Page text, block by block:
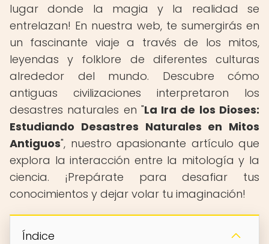
lugar donde la magia y la realidad se
entrelazan! En nuestra web, te sumergirás en
un fascinante viaje a través de los mitos,
leyendas y folklore de diferentes culturas
alrededor del mundo. Descubre cómo
antiguas civilizaciones interpretaron los
desastres naturales en "La Ira de los Dioses:
Estudiando Desastres Naturales en Mitos
Antiguos", nuestro apasionante artículo que
explora la interacción entre la mitología y la
ciencia. ¡Prepárate para desafiar tus
conocimientos y dejar volar tu imaginación!
Índice